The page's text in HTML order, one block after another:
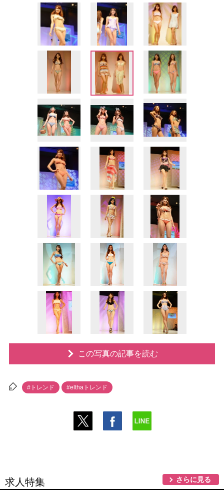
この写真の記事を読む
#トレンド #elthaトレンド
求人特集 さらに見る